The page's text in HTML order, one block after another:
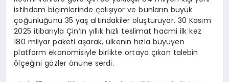
istihdam biçimlerinde çalışıyor ve bunların büyük
çoğunluğunu 35 yaş altındakiler oluşturuyor. 30 Kasım
2025 itibarıyla Çin’in yıllık hızlı teslimat hacmi ilk kez
180 milyar paketi aşarak, ülkenin hızla büyüyen
platform ekonomisiyle birlikte ortaya çıkan talebin
ölçeğini gözler önüne serdi.